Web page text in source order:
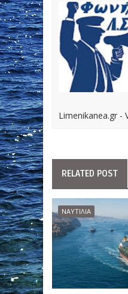
Limenikanea.gr -
RELATED POST
ΝΑΥΤΙΛΙΑ